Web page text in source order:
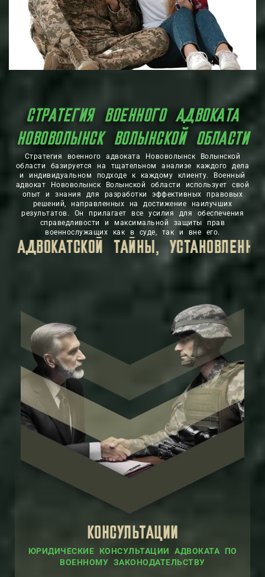
СТРАТЕГИЯ ВОЕННОГО АДВОКАТА
НОВОВОЛЫНСК ВОЛЫНСКОЙ ОБЛАСТИ
Стратегия военного адвоката Нововолынск Волынской
области базируется на тщательном анализе каждого дела
и индивидуальном подходе к каждому клиенту. Военный
адвокат Нововолынск Волынской области использует свой
опыт и знания для разработки эффективных правовых
решений, направленных на достижение наилучших
результатов. Он прилагает все усилия для обеспечения
справедливости и максимальной защиты прав
военнослужащих как в суде, так и вне его.
ВСЯ ЛИЧНАЯ ИНФОРМАЦИЯ,
КОНСУЛЬТАЦИИ
ЮРИДИЧЕСКИЕ КОНСУЛЬТАЦИИ АДВОКАТА ПО
ВОЕННОМУ ЗАКОНОДАТЕЛЬСТВУ